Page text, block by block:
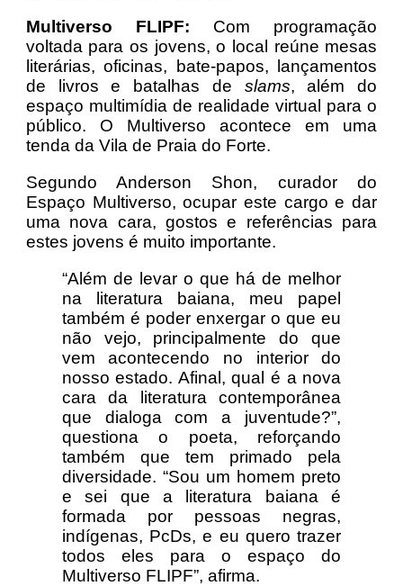
Multiverso FLIPF: Com programação
voltada para os jovens, o local reúne mesas
literárias, oficinas, bate-papos, lançamentos
de livros e batalhas de slams, além do
espaço multimídia de realidade virtual para o
público. O Multiverso acontece em uma
tenda da Vila de Praia do Forte.
Segundo Anderson Shon, curador do
Espaço Multiverso, ocupar este cargo e dar
uma nova cara, gostos e referências para
estes jovens é muito importante.
“Além de levar o que há de melhor
na literatura baiana, meu papel
também é poder enxergar o que eu
não vejo, principalmente do que
vem acontecendo no interior do
nosso estado. Afinal, qual é a nova
cara da literatura contemporânea
que dialoga com a juventude?”,
questiona o poeta, reforçando
também que tem primado pela
diversidade. “Sou um homem preto
e sei que a literatura baiana é
formada por pessoas negras,
indígenas, PcDs, e eu quero trazer
todos eles para o espaço do
Multiverso FLIPF”, afirma.